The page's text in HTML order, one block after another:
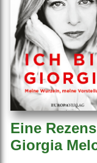
Eine
Giorgia